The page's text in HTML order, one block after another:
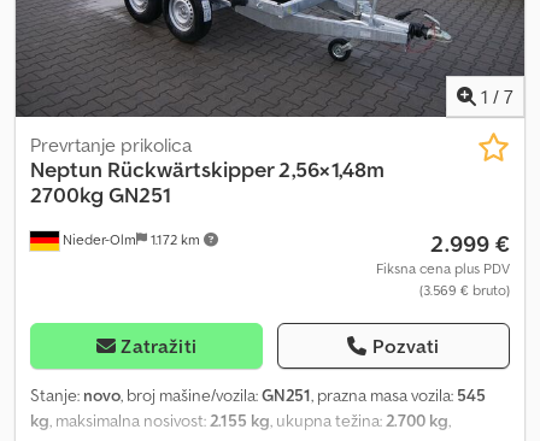
1 / 7
Nieder-Olm 1.172 km
Prevrtanje prikolica
Neptun Rückwärtskipper 2,56×1,48m
2700kg GN251
2.999 €
Fiksna cena plus PDV
(3.569 € bruto)
Zatražiti Pozvati
Stanje: novo, broj mašine/vozila:GN251, prazna masa vozila: 545
kg , maksimalna nosivost: 2.155 kg , ukupna težina: 2.700 kg